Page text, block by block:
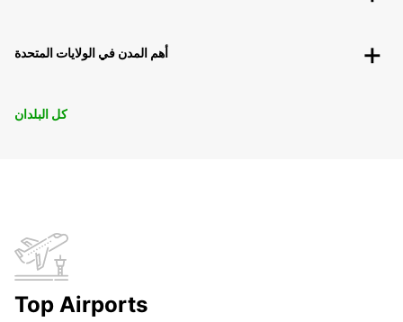
أهم المدن في الولايات المتحدة
كل البلدان
Top Airports